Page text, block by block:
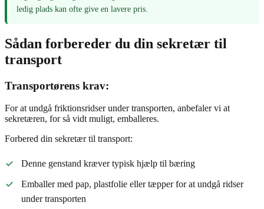
ledig plads kan ofte give en lavere pris.
Sådan forbereder du din sekretær til
transport
Transportørens krav:
For at undgå friktionsridser under transporten, anbefaler vi at
sekretæren, for så vidt muligt, emballeres.
Forbered din sekretær til transport:
Denne genstand kræver typisk hjælp til bæring
Emballer med pap, plastfolie eller tæpper for at undgå ridser
under transporten